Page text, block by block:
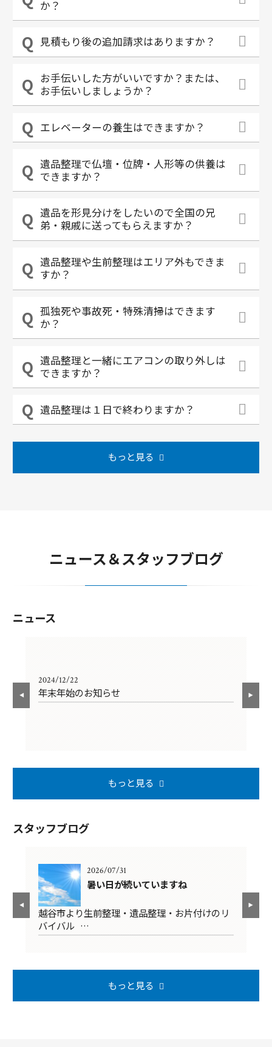
か？
見積もり後の追加請求はありますか？
お手伝いした方がいいですか？または、
お手伝いしましょうか？
エレベーターの養生はできますか？
遺品整理で仏壇・位牌・人形等の供養は
できますか？
遺品を形見分けをしたいので全国の兄
弟・親戚に送ってもらえますか？
遺品整理や生前整理はエリア外もできま
すか？
孤独死や事故死・特殊清掃はできます
か？
遺品整理と一緒にエアコンの取り外しは
できますか？
遺品整理は１日で終わりますか？
もっと見る
ニュース＆スタッフブログ
ニュース
2024/12/22
年末年始のお知らせ
もっと見る
スタッフブログ
2026/07/31
暑い日が続いていますね
越谷市より生前整理・遺品整理・お片付けのリ
バイバル …
もっと見る